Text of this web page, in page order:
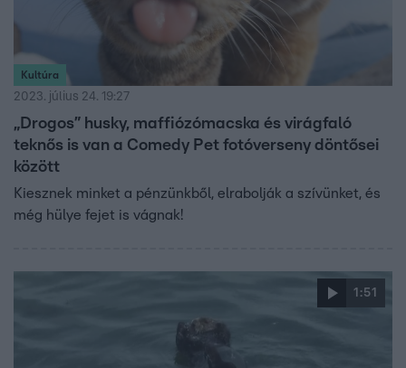
Kultúra
2023. július 24. 19:27
„Drogos” husky, maffiózómacska és virágfaló
teknős is van a Comedy Pet fotóverseny döntősei
között
Kiesznek minket a pénzünkből, elrabolják a szívünket, és
még hülye fejet is vágnak!
1:51